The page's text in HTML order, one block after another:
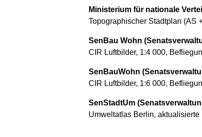
Ministerium für nationale
Topographischer Stadtplan (AS
SenBau Wohn
CIR Luftbilder, 1:4 000,
SenBauWohn
CIR Luftbilder, 1:6 000,
SenStadtUm
Umweltatlas Berlin,